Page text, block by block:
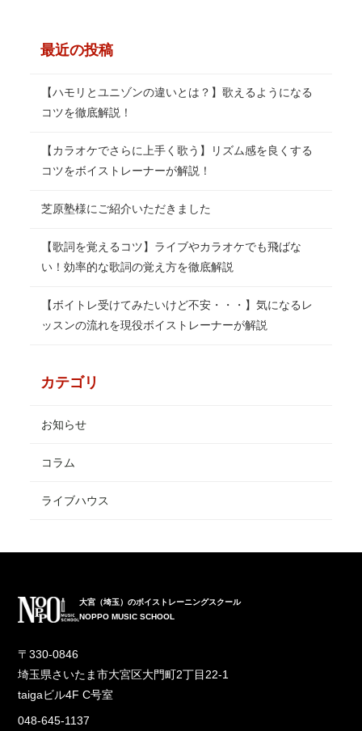
最近の投稿
【ハモリとユニゾンの違いとは？】歌えるようになる
コツを徹底解説！
【カラオケでさらに上手く歌う】リズム感を良くする
コツをボイストレーナーが解説！
芝原塾様にご紹介いただきました
【歌詞を覚えるコツ】ライブやカラオケでも飛ばな
い！効率的な歌詞の覚え方を徹底解説
【ボイトレ受けてみたいけど不安・・・】気になるレ
ッスンの流れを現役ボイストレーナーが解説
カテゴリ
お知らせ
コラム
ライブハウス
大宮（埼玉）のボイストレーニングスクール
NOPPO MUSIC SCHOOL
〒330-0846
埼玉県さいたま市大宮区大門町2丁目22-1
taigaビル4F C号室
048-645-1137